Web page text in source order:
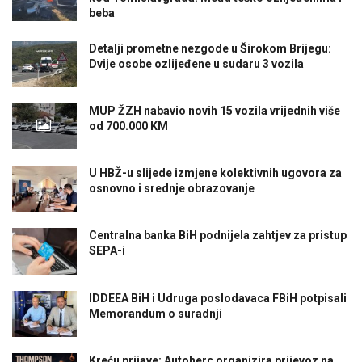
beba
Detalji prometne nezgode u Širokom Brijegu:
Dvije osobe ozlijeđene u sudaru 3 vozila
MUP ŽZH nabavio novih 15 vozila vrijednih više
od 700.000 KM
U HBŽ-u slijede izmjene kolektivnih ugovora za
osnovno i srednje obrazovanje
Centralna banka BiH podnijela zahtjev za pristup
SEPA-i
IDDEEA BiH i Udruga poslodavaca FBiH potpisali
Memorandum o suradnji